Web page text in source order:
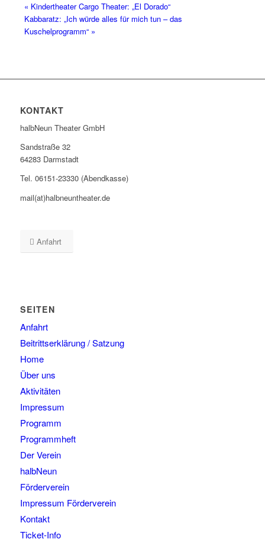
« Kindertheater Cargo Theater: „El Dorado“
Kabbaratz: „Ich würde alles für mich tun – das
Kuschelprogramm“ »
KONTAKT
halbNeun Theater GmbH
Sandstraße 32
64283 Darmstadt
Tel. 06151-23330 (Abendkasse)
mail(at)halbneuntheater.de
Anfahrt
SEITEN
Anfahrt
Beitrittserklärung / Satzung
Home
Über uns
Aktivitäten
Impressum
Programm
Programmheft
Der Verein
halbNeun
Förderverein
Impressum Förderverein
Kontakt
Ticket-Info